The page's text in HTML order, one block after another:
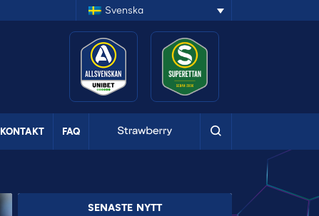
Svenska
KONTAKT FAQ
SENASTE NYTT